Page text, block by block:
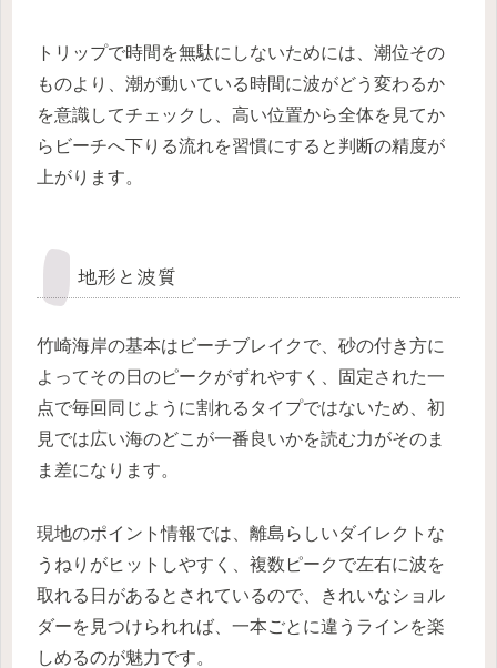
トリップで時間を無駄にしないためには、潮位その
ものより、潮が動いている時間に波がどう変わるか
を意識してチェックし、高い位置から全体を見てか
らビーチへ下りる流れを習慣にすると判断の精度が
上がります。
地形と波質
竹崎海岸の基本はビーチブレイクで、砂の付き方に
よってその日のピークがずれやすく、固定された一
点で毎回同じように割れるタイプではないため、初
見では広い海のどこが一番良いかを読む力がそのま
ま差になります。
現地のポイント情報では、離島らしいダイレクトな
うねりがヒットしやすく、複数ピークで左右に波を
取れる日があるとされているので、きれいなショル
ダーを見つけられれば、一本ごとに違うラインを楽
しめるのが魅力です。